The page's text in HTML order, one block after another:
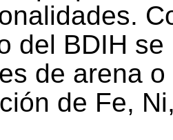
del BDIH
de arena
de Fe,